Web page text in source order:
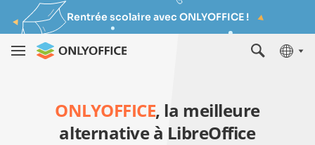
Rentrée scolaire avec ONLYOFFICE !
ONLYOFFICE, la meilleure
alternative à LibreOffice